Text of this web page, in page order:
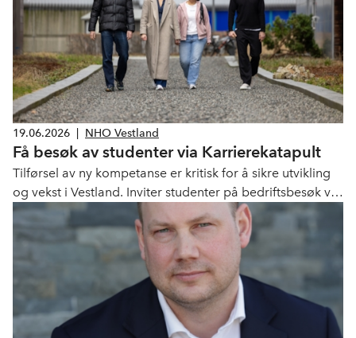
19.06.2026 NHO Vestland
Få besøk av studenter via Karrierekatapult
Tilførsel av ny kompetanse er kritisk for å sikre utvikling
og vekst i Vestland. Inviter studenter på bedriftsbesøk via
Karrierekatapult, og bygg omdømme blant potensielle
arbeidstakere.